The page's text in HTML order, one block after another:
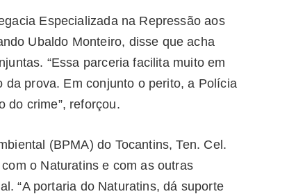
Especializada na Repressão aos
Ubaldo Monteiro, disse que acha
“Essa parceria facilita muito em
prova. Em conjunto o perito, a Polícia
do crime”, reforçou.
(BPMA) do Tocantins, Ten. Cel.
o Naturatins e com as outras
“A portaria do Naturatins, dá suporte